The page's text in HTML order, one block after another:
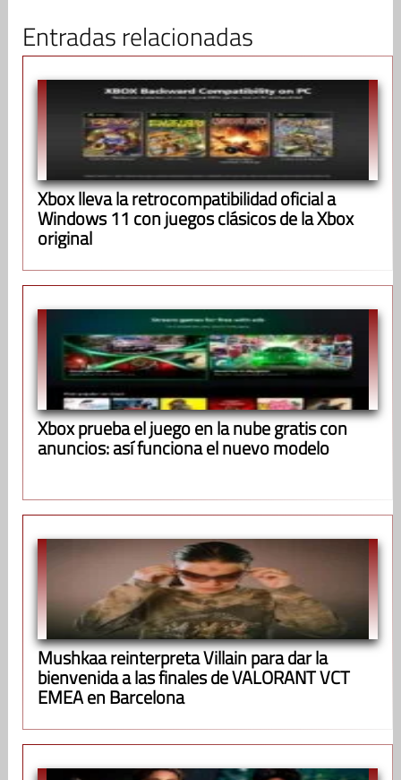
Entradas relacionadas
Xbox lleva la retrocompatibilidad oficial a
Windows 11 con juegos clásicos de la Xbox
original
Xbox prueba el juego en la nube gratis con
anuncios: así funciona el nuevo modelo
Mushkaa reinterpreta Villain para dar la
bienvenida a las finales de VALORANT VCT
EMEA en Barcelona